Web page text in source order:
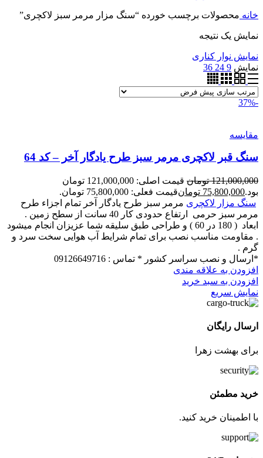
خانه محصولات برچسب خورده “سنگ مزار مرمر سبز لاکچری”
نمایش یک نتیجه
نمایش نوار کناری
نمایش 9
24
36
-37%
مقايسه
سنگ قبر لاکچری مرمر سبز طرح یادگار آخر – کد 64
121,000,000 تومان
قیمت اصلی: 121,000,000 تومان
بود.75,800,000 تومانقیمت فعلی: 75,800,000 تومان.
سنگ مزار لاکچری مرمر سبز طرح یادگار آخر تمام اجزاء طرح
مرمر سبز حرمی ارتفاع حدودی کار 40 سانت از سطح زمین .
ابعاد ( 180 در 60 ) و طراحی طبق سلیقه شما عزیزان انجام میشود
. مقاومت مناسب نصب برای تمام شرایط آب هوایی سخت سرد و
گرم .
*ارسال و نصب سراسر کشور * تماس : 09126649716
افزودن به علاقه مندی
افزودن به سبد خرید
نمایش سریع
ارسال رایگان
برای بهشت زهرا
خرید مطمئن
با اطمینان خرید کنید.